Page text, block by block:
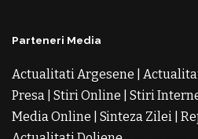
Parteneri Media
Actualitati Argesene
Presa Stiri Online Stiri
Media Online
Sinteza Zilei